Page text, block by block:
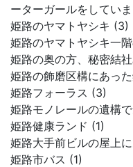
ーターガールをしてい
姫路のヤマトヤシキ (3)
姫路のヤマトヤシキ一
姫路の奥の方、秘密結
姫路の飾磨区構にあっ
姫路フォーラス (3)
姫路モノレールの遺構
姫路健康ランド (1)
姫路大手前ビルの屋上
姫路市バス (1)